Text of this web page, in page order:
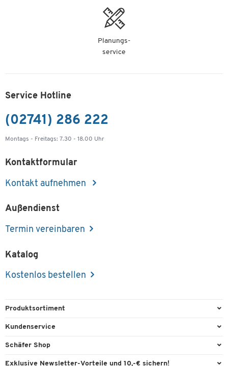
Planungs-
service
Service Hotline
(02741) 286 222
Montags - Freitags: 7.30 - 18.00 Uhr
Kontaktformular
Kontakt aufnehmen
Außendienst
Termin vereinbaren
Katalog
Kostenlos bestellen
Produktsortiment
Büroausstattung
Kundenservice
Direktbestellung
Schäfer Shop
Services & Leistungen
Exklusive Newsletter-Vorteile und 10,-€ sichern!